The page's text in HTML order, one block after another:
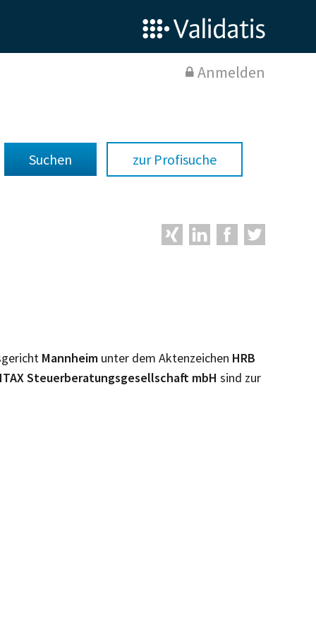
Anmelden
zur Profisuche
Mannheim unter dem Aktenzeichen HRB
Steuerberatungsgesellschaft mbH sind zur